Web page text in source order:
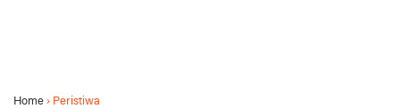
Home › Peristiwa